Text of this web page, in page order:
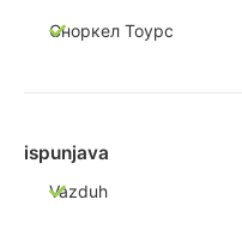
Сноркел Тоурс
ispunjava
Vazduh